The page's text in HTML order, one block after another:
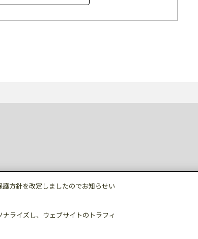
方針を改定しましたのでお知らせい
ライズし、ウェブサイトのトラフィ